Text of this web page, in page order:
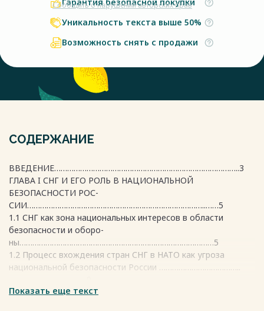
Сообщить о нарушении авторских прав
Уникальность текста выше 50%
Возможность снять с продажи
СОДЕРЖАНИЕ
ВВЕДЕНИЕ…………………………………………………………………………..3
ГЛАВА I СНГ И ЕГО РОЛЬ В НАЦИОНАЛЬНОЙ
БЕЗОПАСНОСТИ РОС-
СИИ………………………………………………………………………..……5
1.1 СНГ как зона национальных интересов в области
безопасности и оборо-
ны………………………………………………………………………………5
1.2 Процесс вхождения стран СНГ в НАТО как угроза
национальной безопасности России ………………………………..
ГЛАВА II КОЛЛЕКТИВНАЯ БЕЗОПАСНОСТЬ В РАМКАХ СНГ
Показать еще текст